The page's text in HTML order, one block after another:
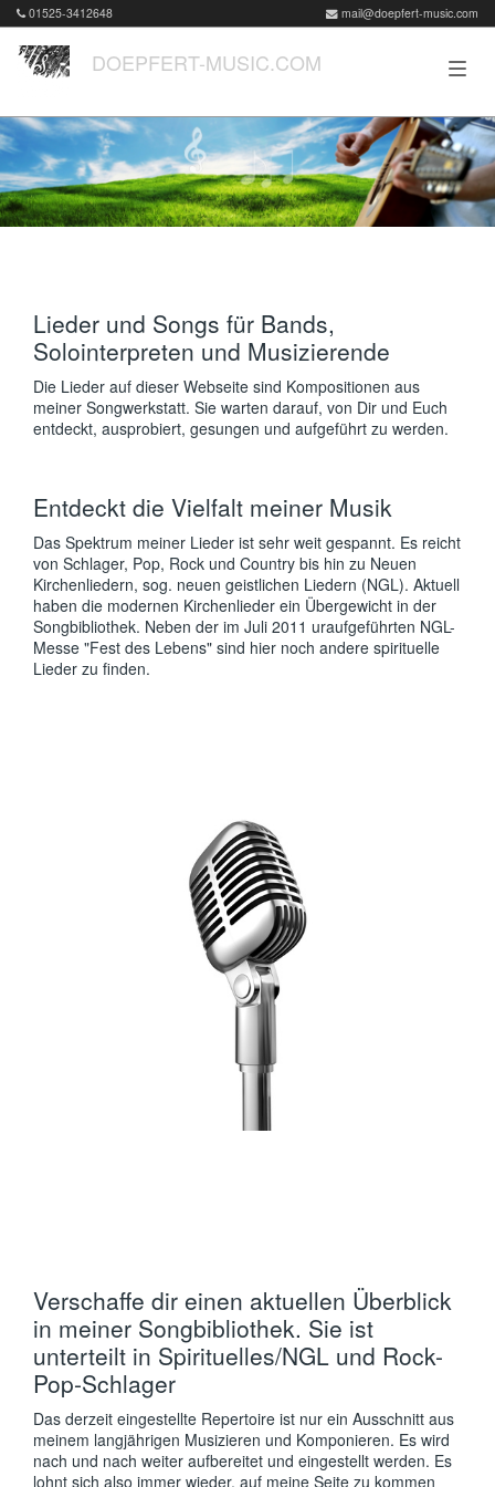
01525-3412648 mail@doepfert-music.com
DOEPFERT-MUSIC.COM
Lieder und Songs für Bands,
Solointerpreten und Musizierende
Die Lieder auf dieser Webseite sind Kompositionen aus
meiner Songwerkstatt. Sie warten darauf, von Dir und Euch
entdeckt, ausprobiert, gesungen und aufgeführt zu werden.
Entdeckt die Vielfalt meiner Musik
Das Spektrum meiner Lieder ist sehr weit gespannt. Es reicht
von Schlager, Pop, Rock und Country bis hin zu Neuen
Kirchenliedern, sog. neuen geistlichen Liedern (NGL). Aktuell
haben die modernen Kirchenlieder ein Übergewicht in der
Songbibliothek. Neben der im Juli 2011 uraufgeführten NGL-
Messe "Fest des Lebens" sind hier noch andere spirituelle
Lieder zu finden.
Verschaffe dir einen aktuellen Überblick
in meiner Songbibliothek. Sie ist
unterteilt in Spirituelles/NGL und Rock-
Pop-Schlager
Das derzeit eingestellte Repertoire ist nur ein Ausschnitt aus
meinem langjährigen Musizieren und Komponieren. Es wird
nach und nach weiter aufbereitet und eingestellt werden. Es
lohnt sich also immer wieder, auf meine Seite zu kommen